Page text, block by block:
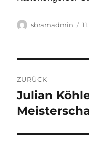
Autor
sbramadmin
ZURÜCK
Vorheriger
Beitrag:
Julian